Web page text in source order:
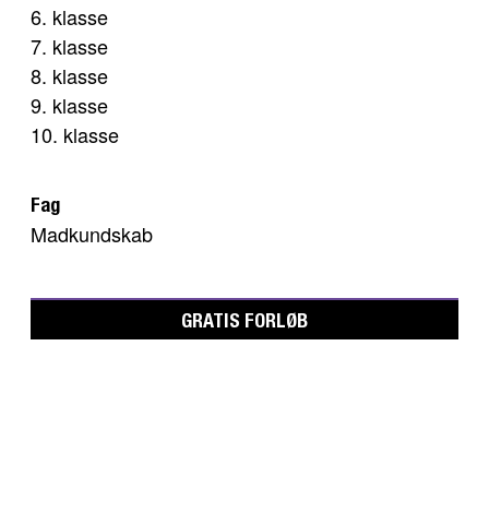
6. klasse
7. klasse
8. klasse
9. klasse
10. klasse
Fag
Madkundskab
GRATIS FORLØB